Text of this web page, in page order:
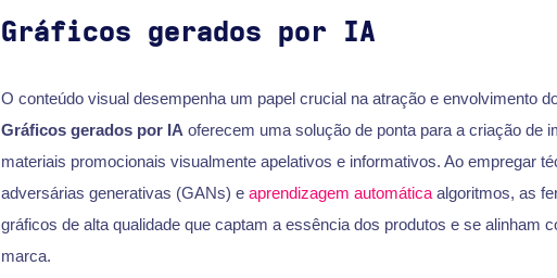
Gráficos gerados por IA
O conteúdo visual desempenha um papel crucial na atração e envolvimento
Gráficos gerados por IA oferecem uma solução de ponta para a criação de
materiais promocionais visualmente apelativos e informativos. Ao empregar
adversárias generativas (GANs) e aprendizagem automáticaalgoritmos, as
gráficos de alta qualidade que captam a essência dos produtos e se alinham
marca.